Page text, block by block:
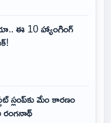
ఈ 10 హ్యాంగింగ్
మేం కారణం
రంగనాథ్